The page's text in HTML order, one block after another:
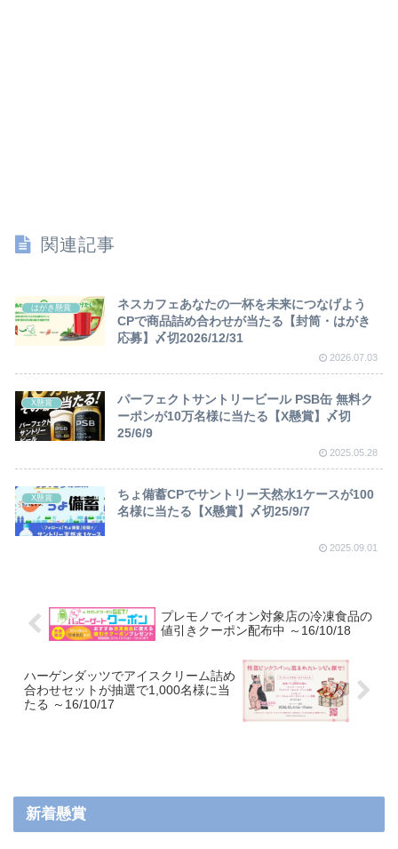
関連記事
はがき懸賞
ネスカフェあなたの一杯を未来につなげよう
CPで商品詰め合わせが当たる【封筒・はがき
応募】〆切2026/12/31
2026.07.03
X懸賞
パーフェクトサントリービール PSB缶 無料ク
ーポンが10万名様に当たる【X懸賞】〆切
25/6/9
2025.05.28
X懸賞
ちょ備蓄CPでサントリー天然水1ケースが100
名様に当たる【X懸賞】〆切25/9/7
2025.09.01
プレモノでイオン対象店の冷凍食品の
値引きクーポン配布中 ～16/10/18
ハーゲンダッツでアイスクリーム詰め
合わせセットが抽選で1,000名様に当
たる ～16/10/17
新着懸賞